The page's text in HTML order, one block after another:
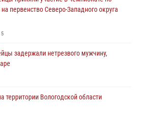
первенство Северо-Западного округа
5
задержали нетрезвого мужчину,
территории Вологодской области